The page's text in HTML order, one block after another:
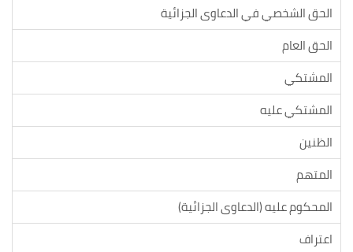
الحق الشخصي في الدعاوى الجزائية
الحق العام
المشتكي
المشتكي عليه
الظنين
المتهم
المحكوم عليه (الدعاوى الجزائية)
اعتراف